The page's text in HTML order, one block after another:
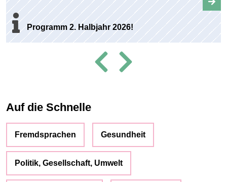
Programm 2. Halbjahr 2026!
Auf die Schnelle
Fremdsprachen Gesundheit
Politik, Gesellschaft, Umwelt